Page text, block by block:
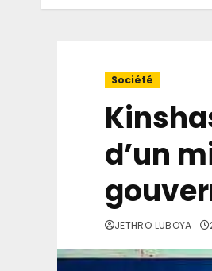
Société
d’un
JETHRO LUBOYA